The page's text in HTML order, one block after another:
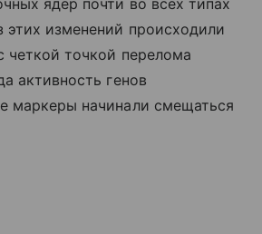
ядер почти во всех типах
этих изменений происходили
четкой точкой перелома
активность генов
маркеры начинали смещаться